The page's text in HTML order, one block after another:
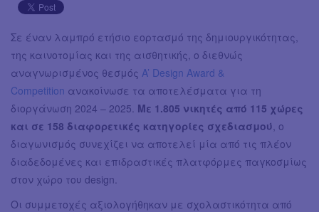
Σε έναν λαμπρό ετήσιο εορτασμό της δημιουργικότητας,
της καινοτομίας και της αισθητικής, ο διεθνώς
αναγνωρισμένος θεσμός A’ Design Award &
Competition ανακοίνωσε τα αποτελέσματα για τη
διοργάνωση 2024 – 2025. Με 1.805 νικητές από 115 χώρες
και σε 158 διαφορετικές κατηγορίες σχεδιασμού , ο
διαγωνισμός συνεχίζει να αποτελεί μία από τις πλέον
διαδεδομένες και επιδραστικές πλατφόρμες παγκοσμίως
στον χώρο του design.
Οι συμμετοχές αξιολογήθηκαν με σχολαστικότητα από